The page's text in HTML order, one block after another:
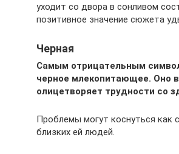
уходит со двора в сонливом
позитивное значение сюжета
Черная
Самым отрицательным
черное млекопитающее. Оно
олицетворяет трудности со
Проблемы могут коснуться как
близких ей людей.